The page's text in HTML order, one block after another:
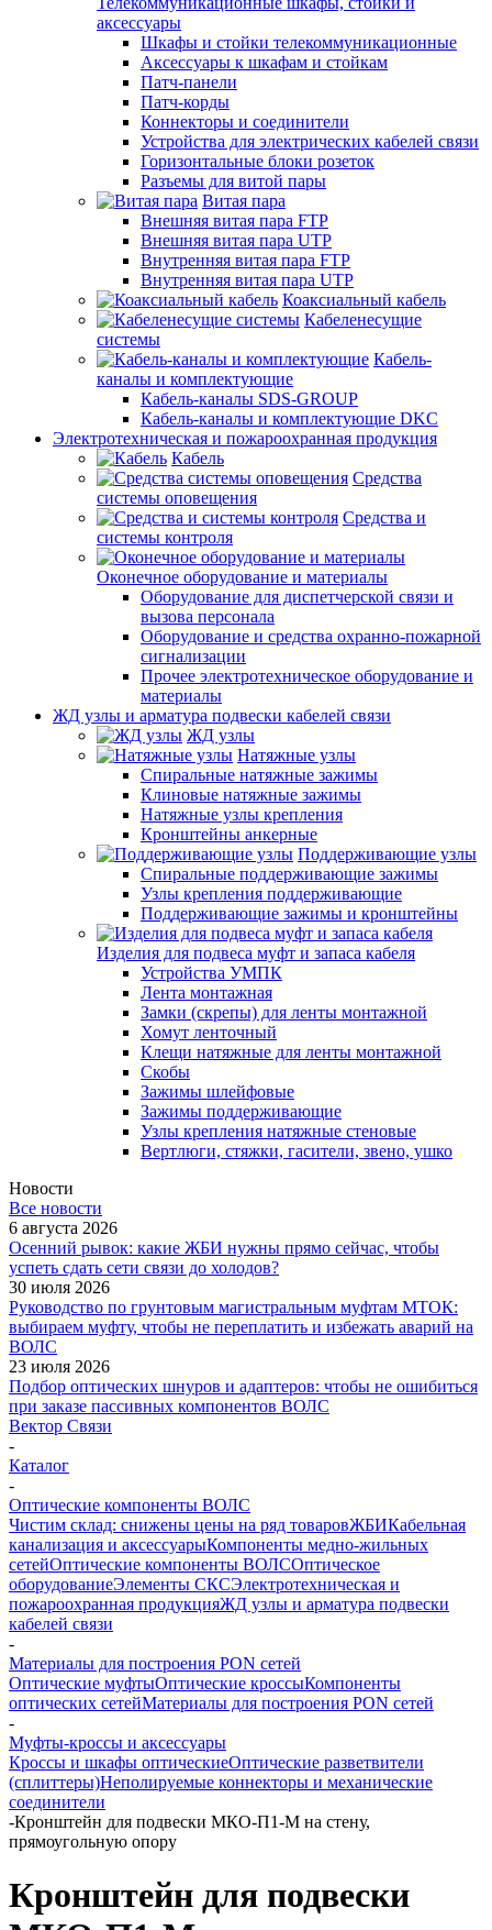
аксессуары
Шкафы и стойки телекоммуникационные
Аксессуары к шкафам и стойкам
Патч-панели
Патч-корды
Коннекторы и соединители
Устройства для электрических кабелей связи
Горизонтальные блоки розеток
Разъемы для витой пары
Витая пара
Внешняя витая пара FTP
Внешняя витая пара UTP
Внутренняя витая пара FTP
Внутренняя витая пара UTP
Коаксиальный кабель
Кабеленесущие
системы
Кабель-
каналы и комплектующие
Кабель-каналы SDS-GROUP
Кабель-каналы и комплектующие DKC
Электротехническая и пожароохранная продукция
Кабель
Средства
системы оповещения
Средства и
системы контроля
Оконечное оборудование и материалы
Оборудование для диспетчерской связи и
вызова персонала
Оборудование и средства охранно-пожарной
сигнализации
Прочее электротехническое оборудование и
материалы
ЖД узлы и арматура подвески кабелей связи
ЖД узлы
Натяжные узлы
Спиральные натяжные зажимы
Клиновые натяжные зажимы
Натяжные узлы крепления
Кронштейны анкерные
Поддерживающие узлы
Спиральные поддерживающие зажимы
Узлы крепления поддерживающие
Поддерживающие зажимы и кронштейны
Изделия для подвеса муфт и запаса кабеля
Устройства УМПК
Лента монтажная
Замки (скрепы) для ленты монтажной
Хомут ленточный
Клещи натяжные для ленты монтажной
Скобы
Зажимы шлейфовые
Зажимы поддерживающие
Узлы крепления натяжные стеновые
Вертлюги, стяжки, гасители, звено, ушко
Новости
Все новости
6 августа 2026
Осенний рывок: какие ЖБИ нужны прямо сейчас, чтобы
успеть сдать сети связи до холодов?
30 июля 2026
Руководство по грунтовым магистральным муфтам МТОК:
выбираем муфту, чтобы не переплатить и избежать аварий на
ВОЛС
23 июля 2026
Подбор оптических шнуров и адаптеров: чтобы не ошибиться
при заказе пассивных компонентов ВОЛС
Вектор Связи
-
Каталог
-
Оптические компоненты ВОЛС
Чистим склад: снижены цены на ряд товаровЖБИКабельная
канализация и аксессуарыКомпоненты медно-жильных
сетейОптические компоненты ВОЛСОптическое
оборудованиеЭлементы СКСЭлектротехническая и
пожароохранная продукцияЖД узлы и арматура подвески
кабелей связи
-
Материалы для построения PON сетей
Оптические муфтыОптические кроссыКомпоненты
оптических сетейМатериалы для построения PON сетей
-
Муфты-кроссы и аксессуары
Кроссы и шкафы оптическиеОптические разветвители
(сплиттеры)Неполируемые коннекторы и механические
соединители
-Кронштейн для подвески МКО-П1-М на стену,
прямоугольную опору
Кронштейн для подвески